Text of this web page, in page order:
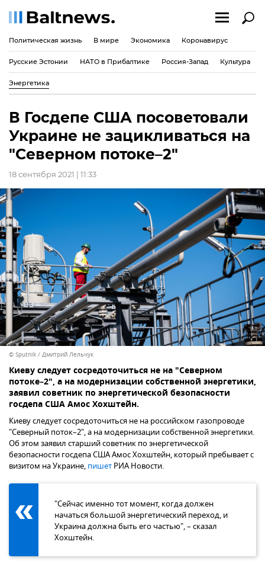
Политическая жизнь В мире Экономика Коронавирус
Русские Эстонии НАТО в Прибалтике Россия-Запад Культура
Энергетика
В Госдепе США посоветовали
Украине не зацикливаться на
"Северном потоке–2"
18 сентября 2021 | 11:33
© Sputnik / Дмитрий Лельчук
Киеву следует сосредоточиться не на "Северном
потоке–2", а на модернизации собственной энергетики,
заявил советник по энергетической безопасности
госдепа США Амос Хохштейн.
Киеву следует сосредоточиться не на российском газопроводе
"Северный поток–2", а на модернизации собственной энергетики.
Об этом заявил старший советник по энергетической
безопасности госдепа США Амос Хохштейн, который пребывает с
визитом на Украине, пишет РИА Новости.
"Сейчас именно тот момент, когда должен
начаться большой энергетический переход, и
Украина должна быть его частью", – сказал
Хохштейн.